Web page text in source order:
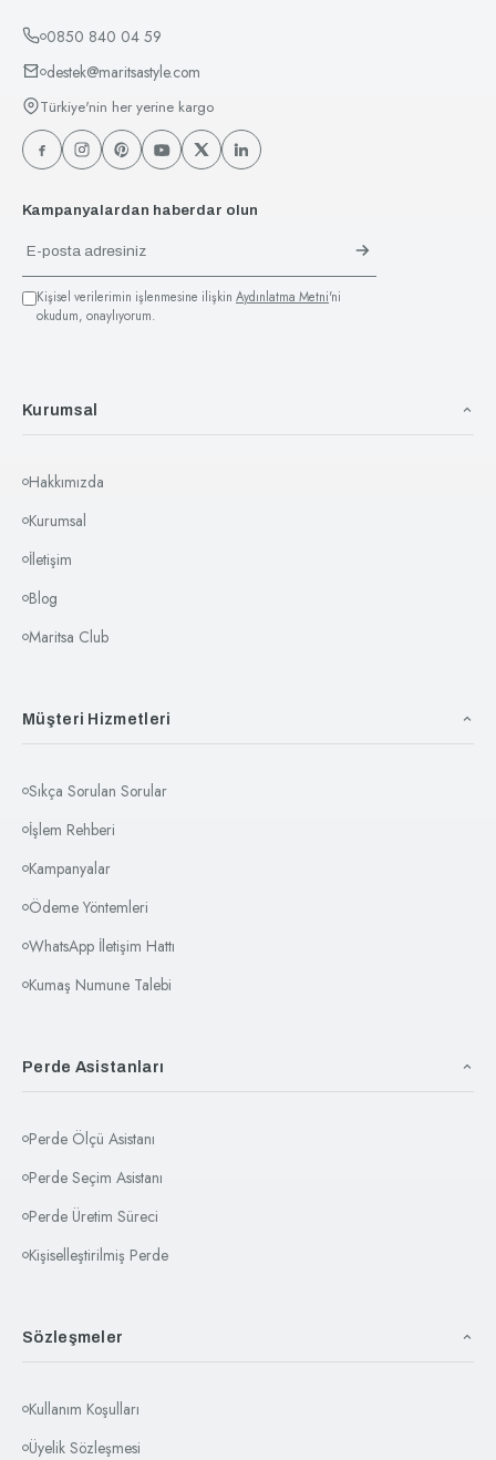
0850 840 04 59
destek@maritsastyle.com
Türkiye'nin her yerine kargo
Kampanyalardan haberdar olun
Kişisel verilerimin işlenmesine ilişkin Aydınlatma Metni'ni
okudum, onaylıyorum.
Kurumsal
Hakkımızda
Kurumsal
İletişim
Blog
Maritsa Club
Müşteri Hizmetleri
Sıkça Sorulan Sorular
İşlem Rehberi
Kampanyalar
Ödeme Yöntemleri
WhatsApp İletişim Hattı
Kumaş Numune Talebi
Perde Asistanları
Perde Ölçü Asistanı
Perde Seçim Asistanı
Perde Üretim Süreci
Kişiselleştirilmiş Perde
Sözleşmeler
Kullanım Koşulları
Üyelik Sözleşmesi